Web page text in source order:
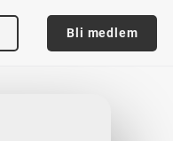
Bli medlem